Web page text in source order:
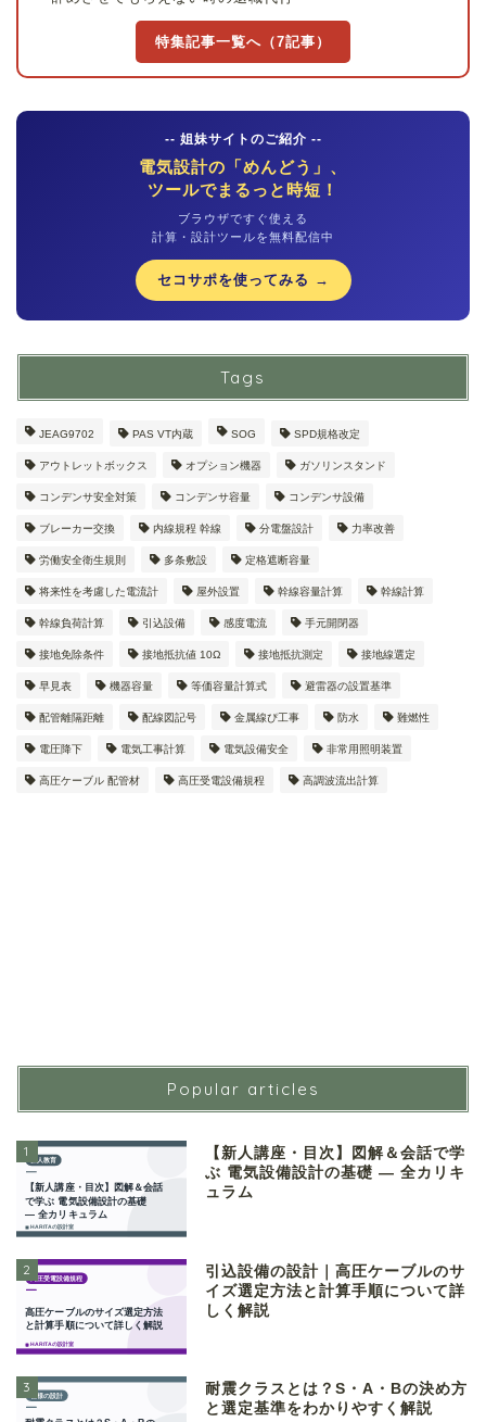
特集記事一覧へ（7記事）
-- 姐妹サイトのご紹介 --
電気設計の「めんどう」、
ツールでまるっと時短！
ブラウザですぐ使える
計算・設計ツールを無料配信中
セコサポを使ってみる →
Tags
JEAG9702 PAS VT内蔵 SOG SPD規格改定
アウトレットボックス オプション機器 ガソリンスタンド
コンデンサ安全対策 コンデンサ容量 コンデンサ設備
ブレーカー交換 内線規程 幹線 分電盤設計 力率改善
労働安全衛生規則 多条敷設 定格遮断容量
将来性を考慮した電流計 屋外設置 幹線容量計算 幹線計算
幹線負荷計算 引込設備 感度電流 手元開閉器
接地免除条件 接地抵抗値 10Ω 接地抵抗測定 接地線選定
早見表 機器容量 等価容量計算式 避雷器の設置基準
配管離隔距離 配線図記号 金属線ぴ工事 防水 難燃性
電圧降下 電気工事計算 電気設備安全 非常用照明装置
高圧ケーブル 配管材 高圧受電設備規程 高調波流出計算
Popular articles
1
【新人講座・目次】図解＆会話で学
ぶ 電気設備設計の基礎 ― 全カリキ
ュラム
2
引込設備の設計｜高圧ケーブルのサ
イズ選定方法と計算手順について詳
しく解説
3
耐震クラスとは？S・A・Bの決め方
と選定基準をわかりやすく解説